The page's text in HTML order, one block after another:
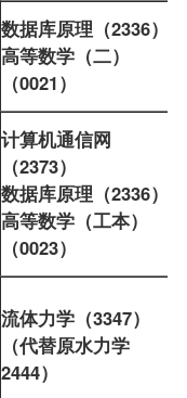
数据库原理（2336）
高等数学（二）
（0021）
计算机通信网
（2373）
数据库原理（2336）
高等数学（工本）
（0023）
流体力学（3347）
（代替原水力学
2444）